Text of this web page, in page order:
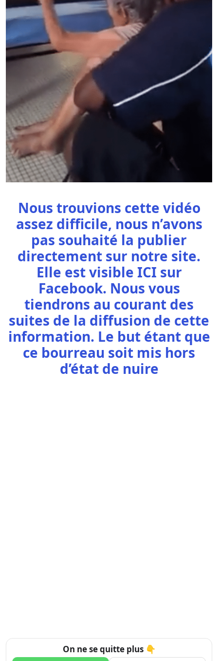
Nous trouvions cette vidéo
assez difficile, nous n’avons
pas souhaité la publier
directement sur notre site.
Elle est visible ICI sur
Facebook. Nous vous
tiendrons au courant des
suites de la diffusion de cette
information. Le but étant que
ce bourreau soit mis hors
d’état de nuire
On ne se quitte plus 👇